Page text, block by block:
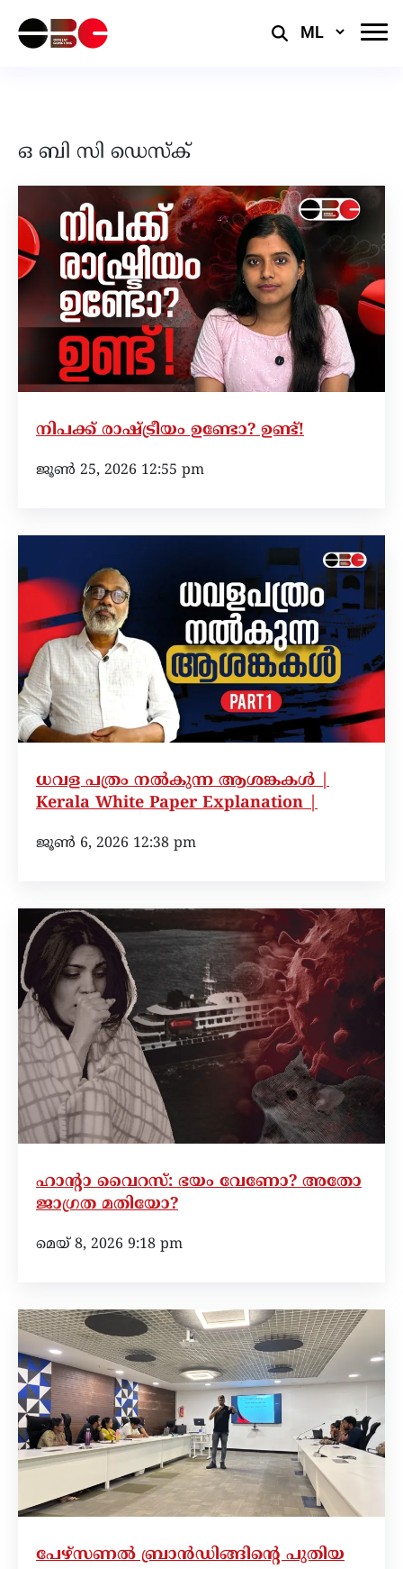
Select
ഒ ബി സി ഡെസ്ക്
നിപക്ക് രാഷ്ട്രീയം ഉണ്ടോ? ഉണ്ട്!
ജൂൺ 25, 2026 12:55 pm
ധവള പത്രം നൽകുന്ന ആശങ്കകൾ |
Kerala White Paper Explanation |
ജൂൺ 6, 2026 12:38 pm
ഹാന്റാ വൈറസ്: ഭയം വേണോ? അതോ
ജാഗ്രത മതിയോ?
മെയ്‌ 8, 2026 9:18 pm
പേഴ്സണൽ ബ്രാൻഡിങ്ങിന്റെ പുതിയ